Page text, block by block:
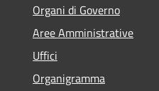
Organi di Governo
Aree Amministrative
Uffici
Organigramma